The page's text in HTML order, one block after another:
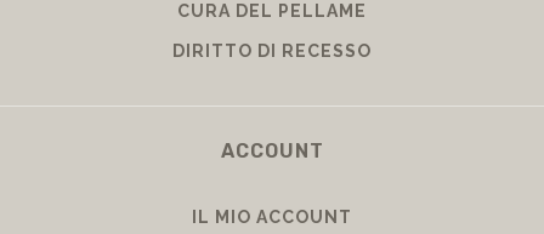
CURA DEL PELLAME
DIRITTO DI RECESSO
ACCOUNT
IL MIO ACCOUNT